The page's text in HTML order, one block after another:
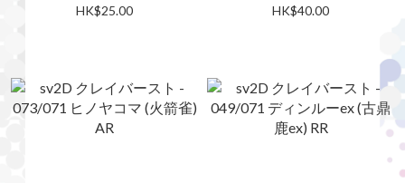
HK$25.00
AR
HK$40.00